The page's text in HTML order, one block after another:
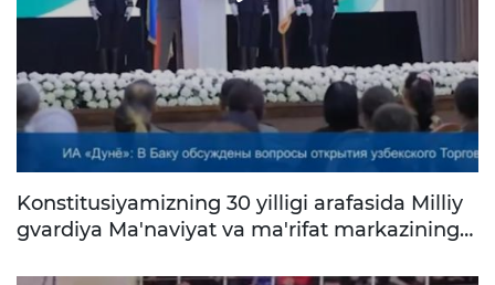
Konstitusiyamizning 30 yilligi arafasida Milliy
gvardiya Ma'naviyat va ma'rifat markazining